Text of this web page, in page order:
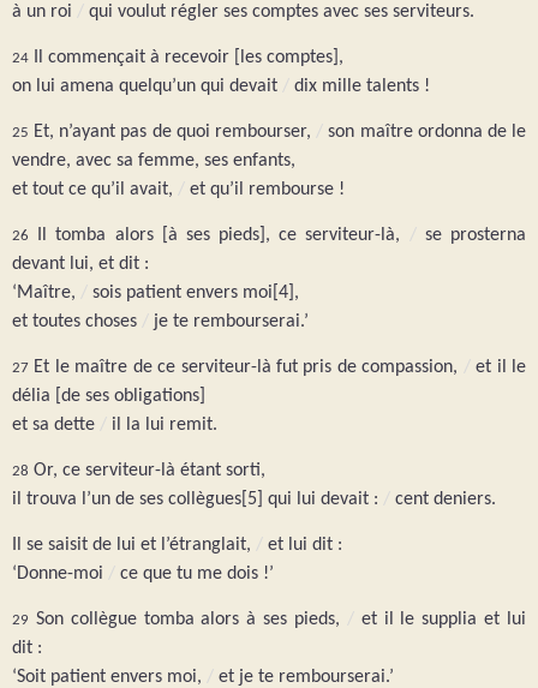
à un roi
qui voulut régler ses comptes avec ses serviteurs.
24
Il commençait à recevoir [les comptes],
on lui amena quelqu’un qui devait
dix mille talents !
25 Et, n’ayant pas de quoi rembourser,
son maître ordonna de le
vendre, avec sa femme, ses enfants,
et tout ce qu’il avait,
et qu’il rembourse !
26 Il tomba alors [à ses pieds], ce serviteur-là,
se prosterna
devant lui, et dit :
‘Maître,
sois patient envers moi[4],
et toutes choses
je te rembourserai.’
27 Et le maître de ce serviteur-là fut pris de compassion,
et il le
délia [de ses obligations]
et sa dette
il la lui remit.
28 Or, ce serviteur-là étant sorti,
il trouva l’un de ses collègues[5] qui lui devait :
cent deniers.
Il se saisit de lui et l’étranglait,
et lui dit :
‘Donne-moi
ce que tu me dois !’
29 Son collègue tomba alors à ses pieds,
et il le supplia et lui
dit :
‘Soit patient envers moi,
et je te rembourserai.’